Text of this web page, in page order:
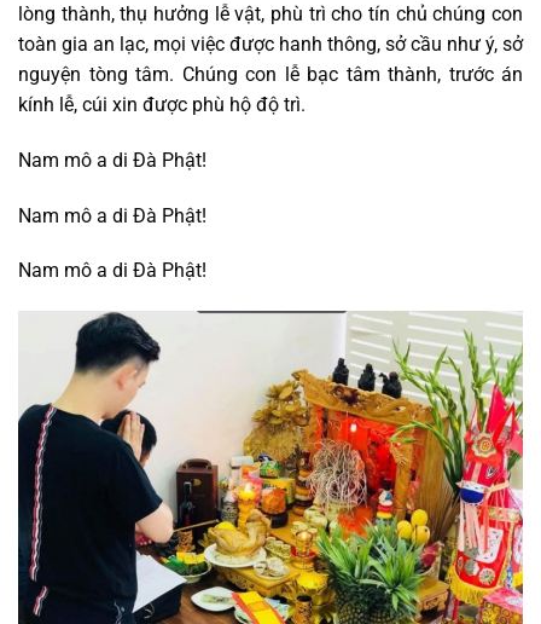
lòng thành, thụ hưởng lễ vật, phù trì cho tín chủ chúng con
toàn gia an lạc, mọi việc được hanh thông, sở cầu như ý, sở
nguyện tòng tâm. Chúng con lễ bạc tâm thành, trước án
kính lễ, cúi xin được phù hộ độ trì.
Nam mô a di Đà Phật!
Nam mô a di Đà Phật!
Nam mô a di Đà Phật!